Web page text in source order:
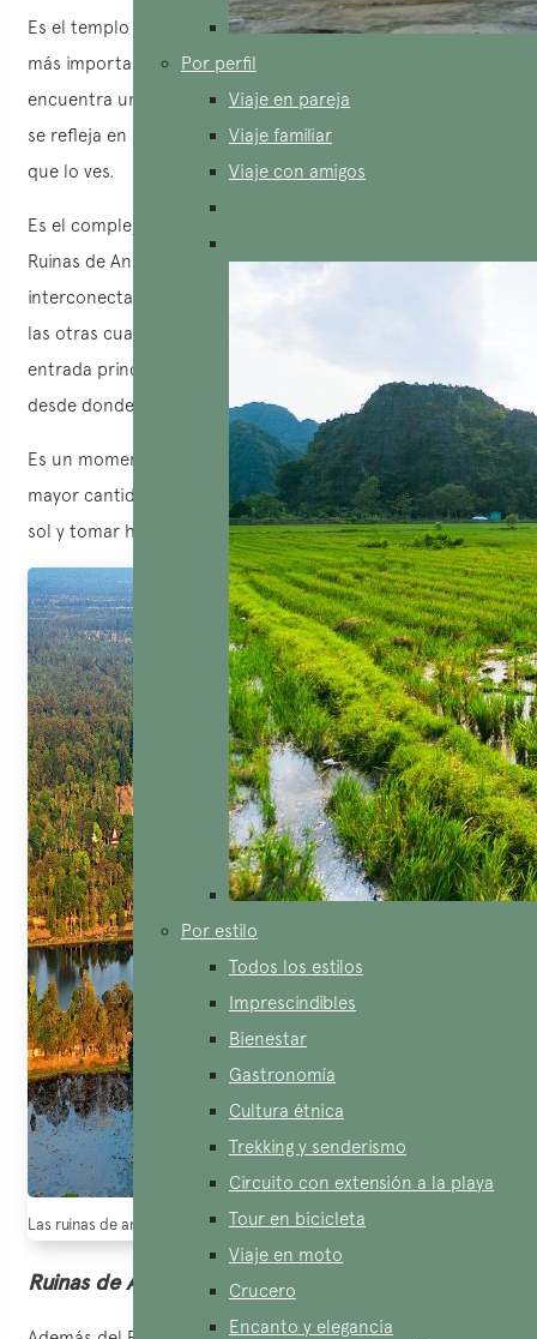
Por perfil
Viaje en pareja
Viaje familiar
Viaje con amigos
Por estilo
Todos los estilos
Imprescindibles
Bienestar
Gastronomía
Cultura étnica
Trekking y senderismo
Circuito con extensión a la playa
Tour en bicicleta
Viaje en moto
Crucero
Encanto y elegancia
Es el templo con la mayor superficie y también el templo
más importante de Angkor. Delante de Angkor Wat se
encuentra un gran lago, y el panorama de este templo que
se refleja en el agua azul clara te sumerge la primera vez
que lo ves.
Es el complejo más grande entre Las Ruinas de Angkor. El
Ruinas de Angkor Wat está compuesto por cinco torres
interconectadas; la más alta mide 65 metros, mientras que
las otras cuatro alcanzan los 40 metros de altura. La
entrada principal de este templo se encuentra al oeste,
desde donde se puede admirar el atardecer.
Es un momento en que el Ruinas de Angkor atrae a la
mayor cantidad de visitantes que desean ver la puesta de
sol y tomar hermosas fotografías
Las ruinas de angkor en Camboya (Fuente: Goutard.com)
Ruinas de Angkor Thom